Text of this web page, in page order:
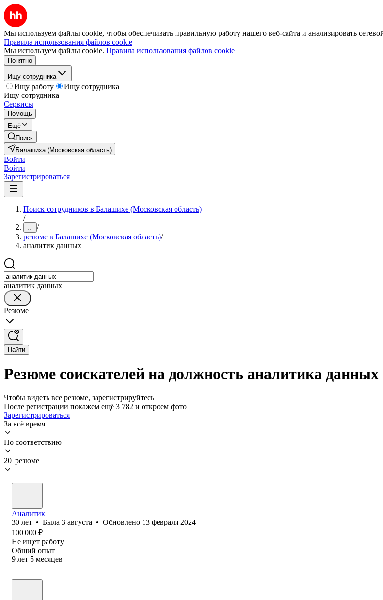
Мы используем файлы cookie, чтобы обеспечивать правильную работу нашего веб-сайта и анализировать
Правила использования файлов cookie
Мы используем файлы cookie. Правила использования файлов cookie
Понятно
Ищу сотрудника
Ищу работу
Ищу сотрудника
Ищу сотрудника
Сервисы
Помощь
Ещё
Поиск
Балашиха (Московская область)
Войти
Войти
Зарегистрироваться
Поиск сотрудников в Балашихе (Московская область)
/
... /
резюме в Балашихе (Московская область)/
аналитик данных
аналитик данных
Резюме
Найти
Резюме соискателей на должность аналитика
Чтобы видеть все резюме, зарегистрируйтесь
После регистрации покажем ещё 3 782 и откроем фото
Зарегистрироваться
За всё время
По соответствию
20 резюме
Аналитик
30 лет • Была 3 августа • Обновлено 13 февраля 2024
100 000 ₽
Не ищет работу
Общий опыт
9 лет 5 месяцев